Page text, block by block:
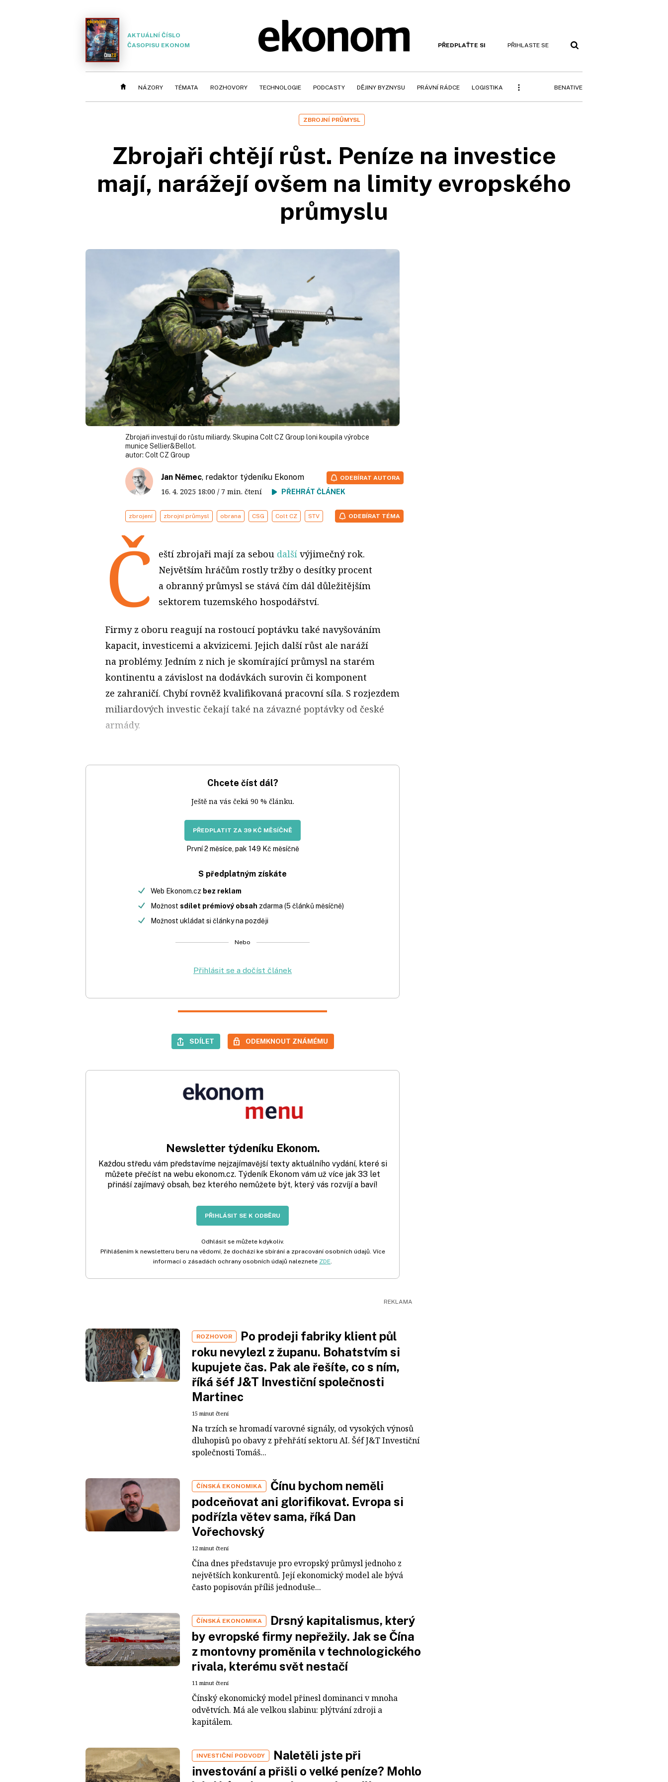
AKTUÁLNÍ ČÍSLO
ČASOPISU EKONOM
PŘEDPLAŤTE SI PŘIHLASTE SE
NÁZORY TÉMATA ROZHOVORY TECHNOLOGIE PODCASTY DĚJINY BYZNYSU PRÁVNÍ RÁDCE LOGISTIKA BENATIVE
ZBROJNÍ PRŮMYSL
Zbrojaři chtějí růst. Peníze na investice
mají, narážejí ovšem na limity evropského
průmyslu
Zbrojaři investují do růstu miliardy. Skupina Colt CZ Group loni koupila výrobce
munice Sellier&Bellot.
autor: Colt CZ Group
Jan Němec, redaktor týdeníku Ekonom
16. 4. 2025 18:00 / 7 min. čtení PŘEHRÁT ČLÁNEK
ODEBÍRAT AUTORA
zbrojení zbrojní průmysl obrana CSG Colt CZ STV ODEBÍRAT TÉMA
Č eští zbrojaři mají za sebou další výjimečný rok.
Největším hráčům rostly tržby o desítky procent
a obranný průmysl se stává čím dál důležitějším
sektorem tuzemského hospodářství.
Firmy z oboru reagují na rostoucí poptávku také navyšováním
kapacit, investicemi a akvizicemi. Jejich další růst ale naráží
na problémy. Jedním z nich je skomírající průmysl na starém
kontinentu a závislost na dodávkách surovin či komponent
ze zahraničí. Chybí rovněž kvalifikovaná pracovní síla. S rozjezdem
mi­liardových investic čekají také na závazné poptávky od české
armády.
Chcete číst dál?
Ještě na vás čeká 90 % článku.
PŘEDPLATIT ZA 39 KČ MĚSÍČNĚ
První 2 měsíce, pak 149 Kč měsíčně
S předplatným získáte
Web Ekonom.cz bez reklam
Možnost sdílet prémiový obsah zdarma (5 článků měsíčně)
Možnost ukládat si články na později
Nebo
Přihlásit se a dočíst článek
SDÍLET ODEMKNOUT ZNÁMÉMU
Newsletter týdeníku Ekonom.
Každou středu vám představíme nejzajímavější texty aktuálního vydání, které si
můžete přečíst na webu ekonom.cz. Týdeník Ekonom vám už více jak 33 let
přináší zajímavý obsah, bez kterého nemůžete být, který vás rozvíjí a baví!
PŘIHLÁSIT SE K ODBĚRU
Odhlásit se můžete kdykoliv.
Přihlášením k newsletteru beru na vědomí, že dochází ke sbírání a zpracování osobních údajů. Více
informací o zásadách ochrany osobních údajů naleznete ZDE
ROZHOVOR
Po prodeji fabriky klient půl
roku nevylezl z županu. Bohatstvím si
kupujete čas. Pak ale řešíte, co s ním,
říká šéf J&T Investiční společnosti
Martinec
15 minut čtení
Na trzích se hromadí varovné signály, od vysokých výnosů
dluhopisů po obavy z přehřátí sektoru AI. Šéf J&T Investiční
společnosti Tomáš...
ČÍNSKÁ EKONOMIKA
Čínu bychom neměli
podceňovat ani glorifikovat. Evropa si
podřízla větev sama, říká Dan
Vořechovský
12 minut čtení
Čína dnes představuje pro evropský průmysl jednoho z
největších konkurentů. Její ekonomický model ale bývá
často popisován příliš jednoduše...
ČÍNSKÁ EKONOMIKA
Drsný kapitalismus, který
by evropské firmy nepřežily. Jak se Čína
z montovny proměnila v technologického
rivala, kterému svět nestačí
11 minut čtení
Čínský ekonomický model přinesl dominanci v mnoha
odvětvích. Má ale velkou slabinu: plýtvání zdroji a
kapitálem.
INVESTIČNÍ PODVODY
Naletěli jste při
investování a přišli o velké peníze? Mohlo